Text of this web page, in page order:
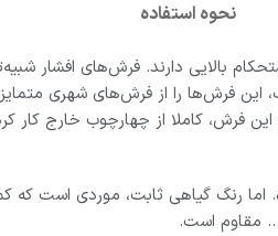
نحوه استفاده
بالایی دارند. فرش‌های افشار
این فرش‌ها را از فرش‌های شهری متمایز
فرش، کاملا از چهارچوب خارج کار
رنگ گیاهی ثابت، موردی است که
… مقاوم است.